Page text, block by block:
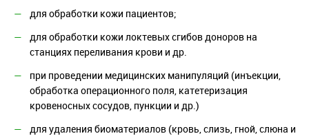
для обработки кожи пациентов;
для обработки кожи локтевых сгибов доноров на
станциях переливания крови и др.
при проведении медицинских манипуляций (инъекции,
обработка операционного поля, катетеризация
кровеносных сосудов, пункции и др.)
для удаления биоматериалов (кровь, слизь, гной, слюна и